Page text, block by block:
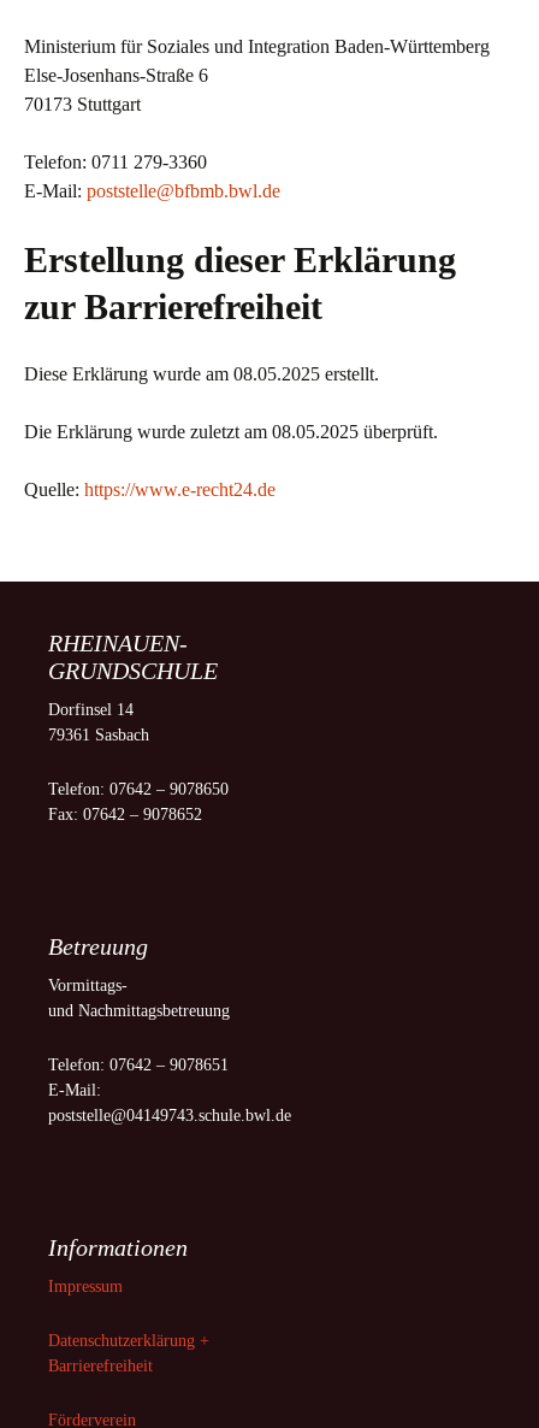
Ministerium für Soziales und Integration Baden-Württemberg
Else-Josenhans-Straße 6
70173 Stuttgart
Telefon: 0711 279-3360
E-Mail: poststelle@bfbmb.bwl.de
Erstellung dieser Erklärung
zur Barrierefreiheit
Diese Erklärung wurde am 08.05.2025 erstellt.
Die Erklärung wurde zuletzt am 08.05.2025 überprüft.
Quelle: https://www.e-recht24.de
RHEINAUEN-
GRUNDSCHULE
Dorfinsel 14
79361 Sasbach
Telefon: 07642 – 9078650
Fax: 07642 – 9078652
Betreuung
Vormittags-
und Nachmittagsbetreuung
Telefon: 07642 – 9078651
E-Mail:
poststelle@04149743.schule.bwl.de
Informationen
Impressum
Datenschutzerklärung +
Barrierefreiheit
Förderverein